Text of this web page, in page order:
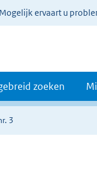
Mogelijk ervaart u
zoeken
3